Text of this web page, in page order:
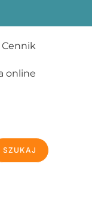
Cennik
online
SZUKAJ